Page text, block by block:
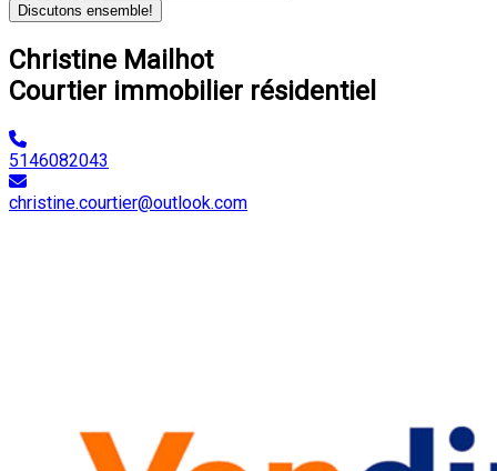
Discutons ensemble!
Christine Mailhot
Courtier immobilier résidentiel
5146082043
christine.courtier@outlook.com